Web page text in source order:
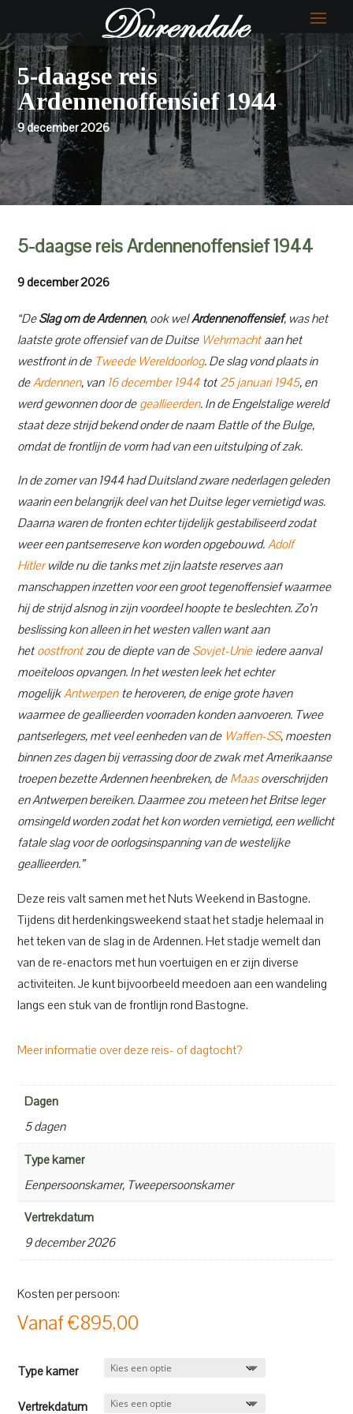
5-daagse reis
Ardennenoffensief 1944
9 december 2026
5-daagse reis Ardennenoffensief 1944
9 december 2026
“DeSlag om de Ardennen, ook welArdennenoffensief, was het
laatste grote offensief van de Duitse Wehrmachtaan het
westfront in de Tweede Wereldoorlog. De slag vond plaats in
deArdennen, van 16 december 1944tot25 januari 1945, en
werd gewonnen door degeallieerden. In de Engelstalige wereld
staat deze strijd bekend onder de naam Battle of the Bulge,
omdat de frontlijn de vorm had van een uitstulping of zak.
In de zomer van 1944 had Duitsland zware nederlagen geleden
waarin een belangrijk deel van het Duitse leger vernietigd was.
Daarna waren de fronten echter tijdelijk gestabiliseerd zodat
weer een pantserreserve kon worden opgebouwd.Adolf
Hitlerwilde nu die tanks met zijn laatste reserves aan
manschappen inzetten voor een groot tegenoffensief waarmee
hij de strijd alsnog in zijn voordeel hoopte te beslechten. Zo’n
beslissing kon alleen in het westen vallen want aan
hetoostfrontzou de diepte van deSovjet-Unieiedere aanval
moeiteloos opvangen. In het westen leek het echter
mogelijkAntwerpente heroveren, de enige grote haven
waarmee de geallieerden voorraden konden aanvoeren. Twee
pantserlegers, met veel eenheden van de Waffen-SS, moesten
binnen zes dagen bij verrassing door de zwak met Amerikaanse
troepen bezette Ardennen heenbreken, deMaasoverschrijden
en Antwerpen bereiken. Daarmee zou meteen het Britse leger
omsingeld worden zodat het kon worden vernietigd, een wellicht
fatale slag voor de oorlogsinspanning van de westelijke
geallieerden.”
Deze reis valt samen met het Nuts Weekend in Bastogne.
Tijdens dit herdenkingsweekend staat het stadje helemaal in
het teken van de slag in de Ardennen. Het stadje wemelt dan
van de re-enactors met hun voertuigen en er zijn diverse
activiteiten. Je kunt bijvoorbeeld meedoen aan een wandeling
langs een stuk van de frontlijn rond Bastogne.
Meer informatie over deze reis- of dagtocht?
Dagen
5 dagen
Type kamer
Eenpersoonskamer, Tweepersoonskamer
Vertrekdatum
9 december 2026
Kosten per persoon:
Vanaf€895,00
Type kamer
Vertrekdatum